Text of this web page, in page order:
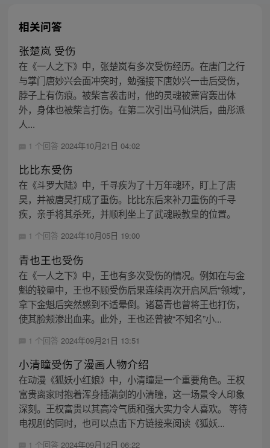
相关问答
张楚岚 受伤
在《一人之下》中，张楚岚有多次受伤经历。在唐门之行
与掌门唐妙兴会面冲突时，勉强接下唐妙兴一击后受伤，
脖子上有伤痕。被柴言袭击时，他的灵魂被萧宵轰出体
外，身体也被柴言打伤。在第二次引出马仙洪后，曲彤派
人...
1 个回答 2024年10月21日 04:02
比比东受伤
在《斗罗大陆》中，千寻疾为了十万年魂环，盯上了唐
昊，并被唐昊打成了重伤。比比东后来补刀重伤的千寻
疾，亲手将其杀死，并顺利坐上了武魂殿教皇的位置。
1 个回答 2024年10月05日 19:00
青也王也受伤
在《一人之下》中，王也有多次受伤的情况。例如在与金
魁的较量中，王也不顾受伤后果连续再次开启风后“领域”，
拿下金魁后突然感到不适晕倒。诸葛青也曾将王也打伤，
使其脸颊渗出血来。此外，王也还曾被“不知名”小...
1 个回答 2024年09月21日 13:51
小清瞳受伤了漫画人物介绍
在动漫《狐妖小红娘》中，小清瞳是一个重要角色。王权
富贵离家时抱着浑身插满剑的小清瞳，这一场景令人印象
深刻。王权富贵以其高冷气质和强大实力令人喜欢。 等待
电视剧的同时，也可以点击下方链接来阅读《狐妖...
1 个回答 2024年09月12日 06:22